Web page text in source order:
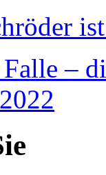
–